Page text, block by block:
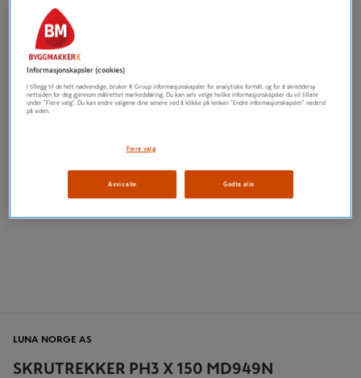
SKRUTREKKER PH3 X 150 MD949N
LUNA NORGE AS
Informasjonskapsler (cookies)
I tillegg til de helt nødvendige, bruker K Group informasjonskapsler for analytiske formål, og for å skreddersy
nettsiden for deg gjennom målrettet markedsføring. Du kan selv velge hvilke informasjonskapsler du vil tillate
under "Flere valg". Du kan endre valgene dine senere ved å klikke på lenken "Endre informasjonskapsler" nederst
på siden.
Flere valg
Avvis alle Godta alle